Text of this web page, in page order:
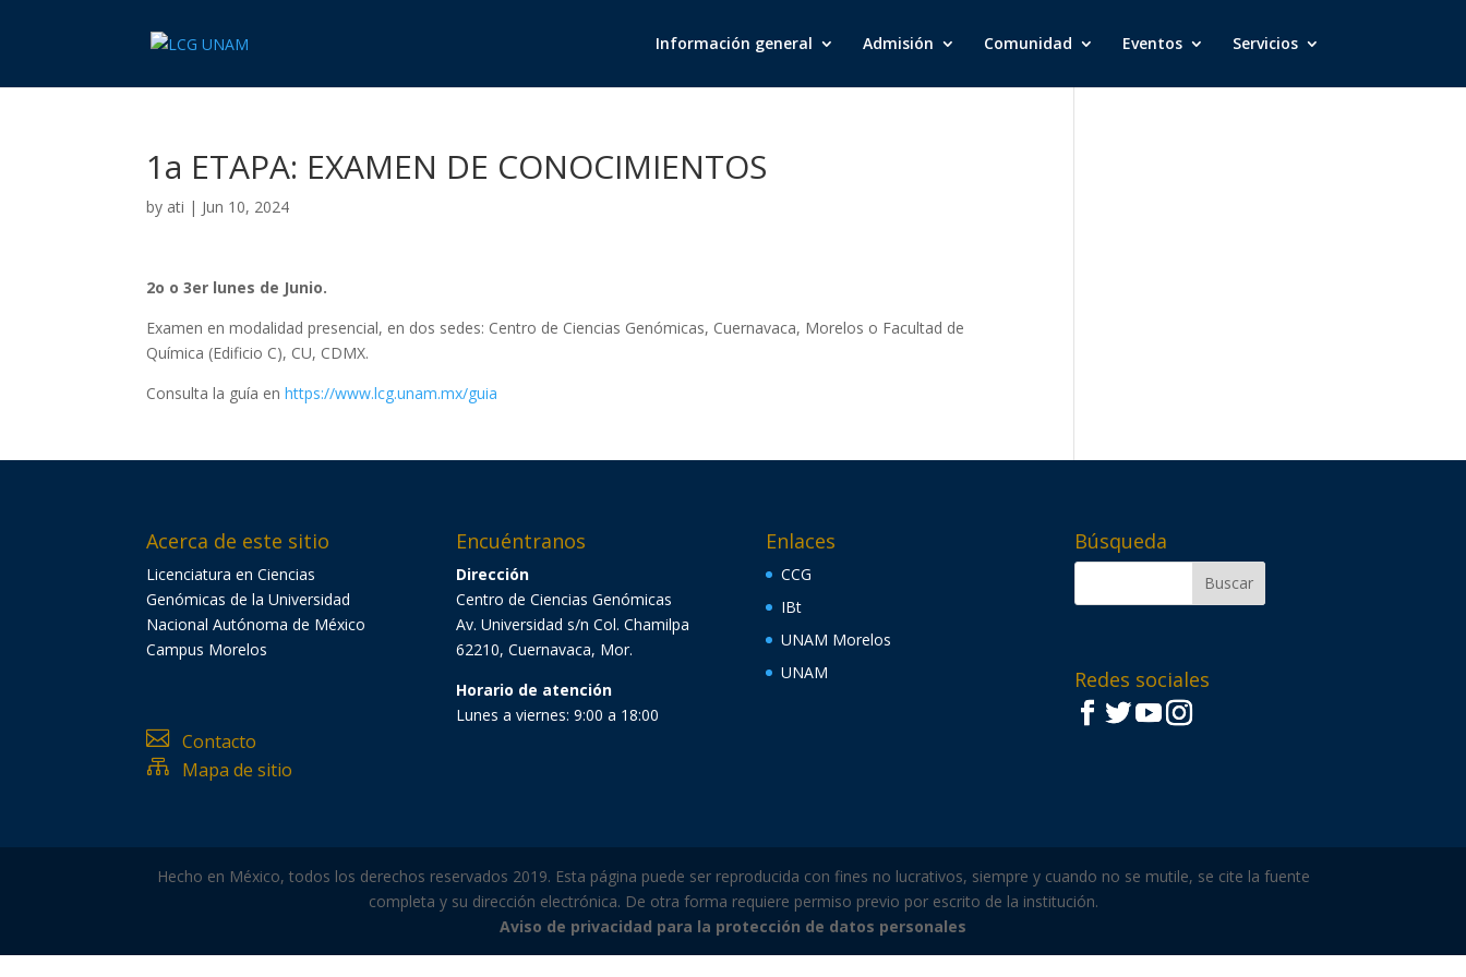
Información general Admisión Comunidad Eventos Servicios
1a ETAPA: EXAMEN DE CONOCIMIENTOS
by ati | Jun 10, 2024
2o o 3er lunes de Junio.
Examen en modalidad presencial, en dos sedes: Centro de Ciencias Genómicas, Cuernavaca, Morelos o Facultad de
Química (Edificio C), CU, CDMX.
Consulta la guía enhttps://www.lcg.unam.mx/guia
Acerca de este sitio
Licenciatura en Ciencias
Genómicas de la Universidad
Nacional Autónoma de México
Campus Morelos
 Contacto
 Mapa de sitio
Encuéntranos
Dirección
Centro de Ciencias Genómicas
Av. Universidad s/n Col. Chamilpa
62210, Cuernavaca, Mor.
Horario de atención
Lunes a viernes: 9:00 a 18:00
Enlaces
CCG
IBt
UNAM Morelos
UNAM
Búsqueda
Redes sociales
Hecho en México, todos los derechos reservados 2019. Esta página puede ser reproducida con fines no lucrativos, siempre y cuando no se mutile, se cite la fuente
completa y su dirección electrónica. De otra forma requiere permiso previo por escrito de la institución.
Aviso de privacidad para la protección de datos personales